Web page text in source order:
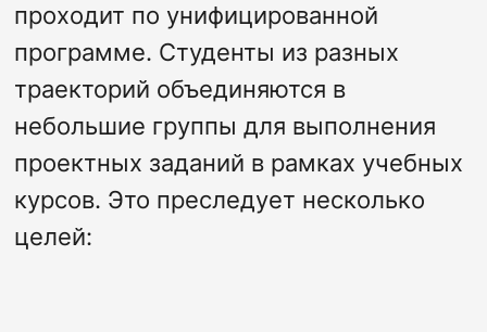
проходит по унифицированной
программе. Студенты из разных
траекторий объединяются в
небольшие группы для выполнения
проектных заданий в рамках учебных
курсов. Это преследует несколько
целей: